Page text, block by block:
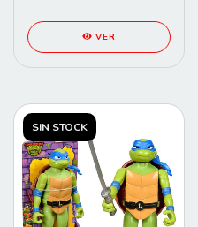
VER
SIN STOCK